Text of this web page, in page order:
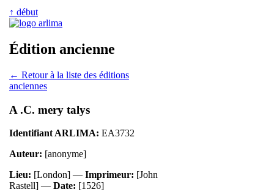
↑ début
Édition ancienne
← Retour à la liste des éditions
anciennes
A .C. mery talys
Identifiant ARLIMA: EA3732
Auteur: [anonyme]
Lieu: [London] — Imprimeur: [John
Rastell] — Date: [1526]